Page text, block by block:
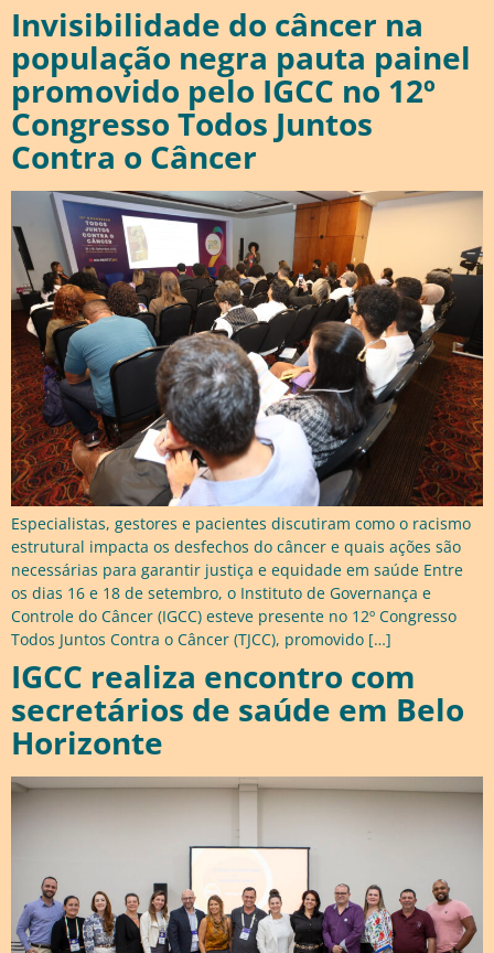
Invisibilidade do câncer na
população negra pauta painel
promovido pelo IGCC no 12º
Congresso Todos Juntos
Contra o Câncer
Especialistas, gestores e pacientes discutiram como o racismo
estrutural impacta os desfechos do câncer e quais ações são
necessárias para garantir justiça e equidade em saúde Entre
os dias 16 e 18 de setembro, o Instituto de Governança e
Controle do Câncer (IGCC) esteve presente no 12º Congresso
Todos Juntos Contra o Câncer (TJCC), promovido […]
IGCC realiza encontro com
secretários de saúde em Belo
Horizonte